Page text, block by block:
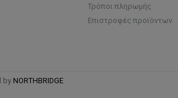
Τρόποι πληρωμής
Επιστροφές προϊόντων
by NORTHBRIDGE